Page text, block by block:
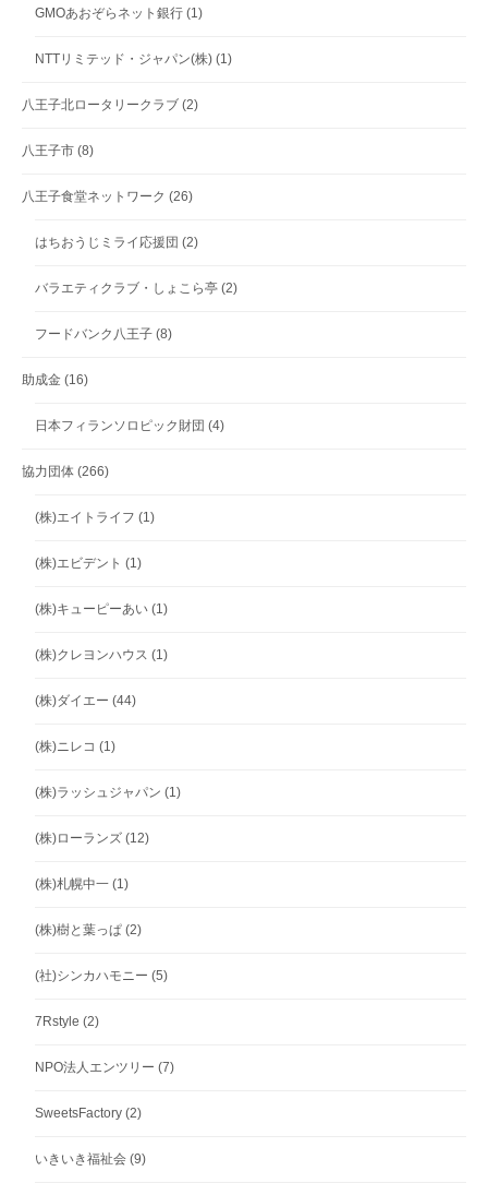
GMOあおぞらネット銀行 (1)
NTTリミテッド・ジャパン(株) (1)
八王子北ロータリークラブ (2)
八王子市 (8)
八王子食堂ネットワーク (26)
はちおうじミライ応援団 (2)
バラエティクラブ・しょこら亭 (2)
フードバンク八王子 (8)
助成金 (16)
日本フィランソロピック財団 (4)
協力団体 (266)
(株)エイトライフ (1)
(株)エビデント (1)
(株)キューピーあい (1)
(株)クレヨンハウス (1)
(株)ダイエー (44)
(株)ニレコ (1)
(株)ラッシュジャパン (1)
(株)ローランズ (12)
(株)札幌中一 (1)
(株)樹と葉っぱ (2)
(社)シンカハモニー (5)
7Rstyle (2)
NPO法人エンツリー (7)
SweetsFactory (2)
いきいき福祉会 (9)